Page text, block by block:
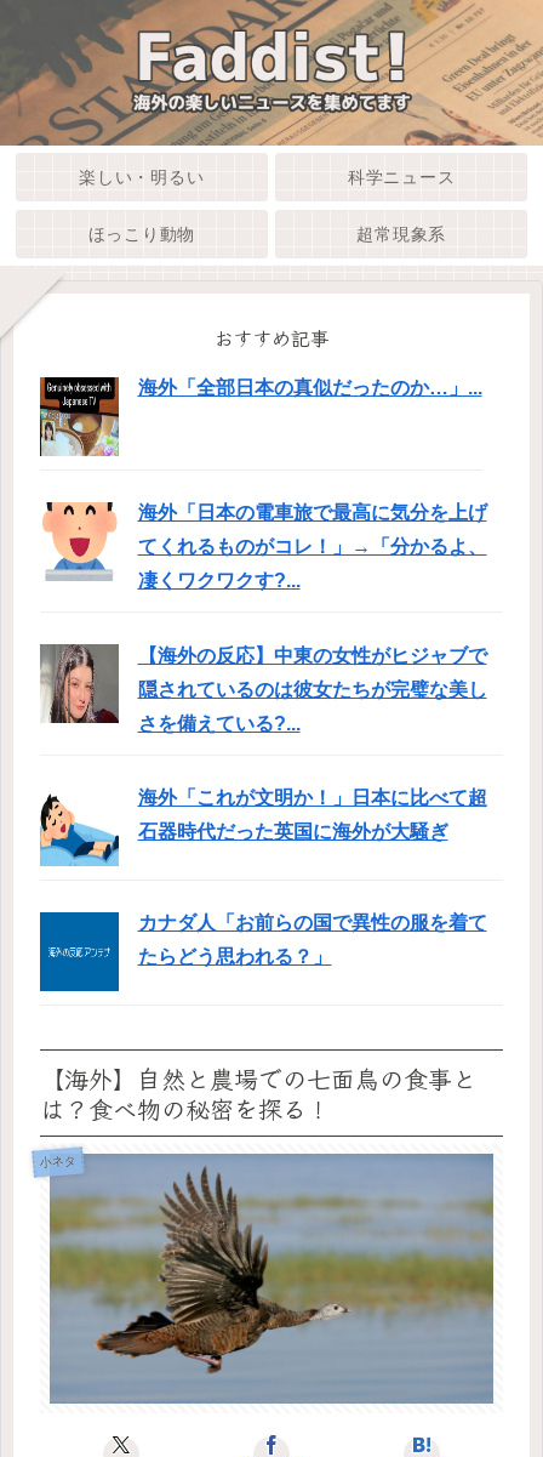
楽しい・明るい 科学ニュース
ほっこり動物 超常現象系
おすすめ記事
海外「全部日本の真似だったのか…」...
海外「日本の電車旅で最高に気分を上げ
てくれるものがコレ！」→「分かるよ、
凄くワクワクす?...
【海外の反応】中東の女性がヒジャブで
隠されているのは彼女たちが完璧な美し
さを備えている?...
海外「これが文明か！」日本に比べて超
石器時代だった英国に海外が大騒ぎ
カナダ人「お前らの国で異性の服を着て
たらどう思われる？」
【海外】自然と農場での七面鳥の食事と
は？食べ物の秘密を探る！
小ネタ